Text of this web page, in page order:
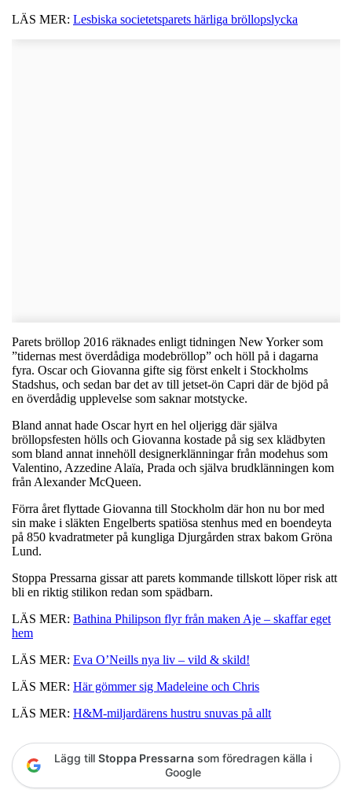
LÄS MER: Lesbiska societetsparets härliga bröllopslycka
Parets bröllop 2016 räknades enligt tidningen New Yorker som
”tidernas mest överdådiga modebröllop” och höll på i dagarna
fyra. Oscar och Giovanna gifte sig först enkelt i Stockholms
Stadshus, och sedan bar det av till jetset-ön Capri där de bjöd på
en överdådig upplevelse som saknar motstycke.
Bland annat hade Oscar hyrt en hel oljerigg där själva
bröllopsfesten hölls och Giovanna kostade på sig sex klädbyten
som bland annat innehöll designerklänningar från modehus som
Valentino, Azzedine Alaïa, Prada och själva brudklänningen kom
från Alexander McQueen.
Förra året flyttade Giovanna till Stockholm där hon nu bor med
sin make i släkten Engelberts spatiösa stenhus med en boendeyta
på 850 kvadratmeter på kungliga Djurgården strax bakom Gröna
Lund.
Stoppa Pressarna gissar att parets kommande tillskott löper risk att
bli en riktig stilikon redan som spädbarn.
LÄS MER: Bathina Philipson flyr från maken Aje – skaffar eget
hem
LÄS MER: Eva O’Neills nya liv – vild & skild!
LÄS MER: Här gömmer sig Madeleine och Chris
LÄS MER: H&M-miljardärens hustru snuvas på allt
Lägg till Stoppa Pressarna som föredragen källa i
Google